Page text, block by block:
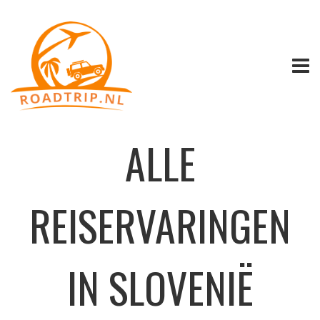
ALLE
REISERVARINGEN
IN SLOVENIË